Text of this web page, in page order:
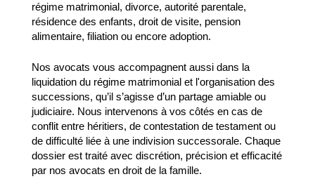
régime matrimonial, divorce, autorité parentale,
résidence des enfants, droit de visite, pension
alimentaire, filiation ou encore adoption.
Nos avocats vous accompagnent aussi dans la
liquidation du régime matrimonial et l'organisation des
successions, qu’il s’agisse d’un partage amiable ou
judiciaire. Nous intervenons à vos côtés en cas de
conflit entre héritiers, de contestation de testament ou
de difficulté liée à une indivision successorale. Chaque
dossier est traité avec discrétion, précision et efficacité
par nos avocats en droit de la famille.